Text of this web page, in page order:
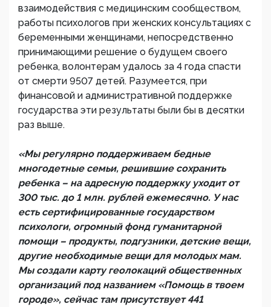
взаимодействия с медицинским сообществом,
работы психологов при женских консультациях с
беременными женщинами, непосредственно
принимающими решение о будущем своего
ребенка, волонтерам удалось за 4 года спасти
от смерти 9507 детей. Разумеется, при
финансовой и административной поддержке
государства эти результаты были бы в десятки
раз выше.
«Мы регулярно поддерживаем бедные
многодетные семьи, решившие сохранить
ребенка – на адресную поддержку уходит от
300 тыс. до 1 млн. рублей ежемесячно. У нас
есть сертифицированные государством
психологи, огромный фонд гуманитарной
помощи – продукты, подгузники, детские вещи,
другие необходимые вещи для молодых мам.
Мы создали карту геолокаций общественных
организаций под названием «Помощь в твоем
городе», сейчас там присутствует 441